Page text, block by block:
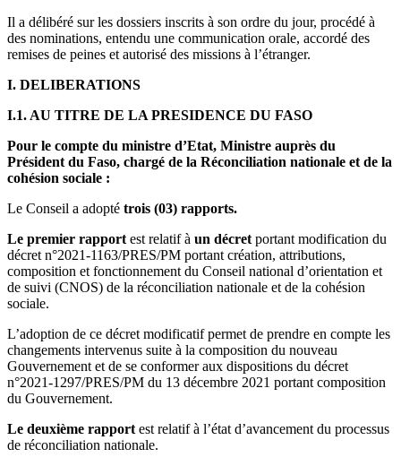
Il a délibéré sur les dossiers inscrits à son ordre du jour, procédé à
des nominations, entendu une communication orale, accordé des
remises de peines et autorisé des missions à l’étranger.
I. DELIBERATIONS
I.1. AU TITRE DE LA PRESIDENCE DU FASO
Pour le compte du ministre d’Etat, Ministre auprès du
Président du Faso, chargé de la Réconciliation nationale et de la
cohésion sociale :
Le Conseil a adopté trois (03) rapports.
Le premier rapport est relatif à un décret portant modification du
décret n°2021-1163/PRES/PM portant création, attributions,
composition et fonctionnement du Conseil national d’orientation et
de suivi (CNOS) de la réconciliation nationale et de la cohésion
sociale.
L’adoption de ce décret modificatif permet de prendre en compte les
changements intervenus suite à la composition du nouveau
Gouvernement et de se conformer aux dispositions du décret
n°2021-1297/PRES/PM du 13 décembre 2021 portant composition
du Gouvernement.
Le deuxième rapport est relatif à l’état d’avancement du processus
de réconciliation nationale.